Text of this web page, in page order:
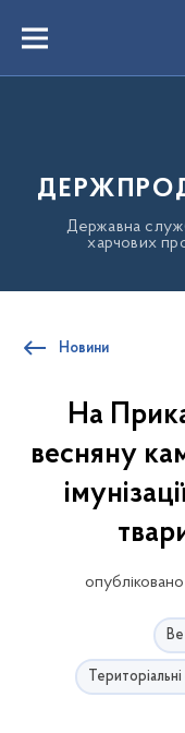
вмістуMenu
Державна
харчових
Новини
На
весняну